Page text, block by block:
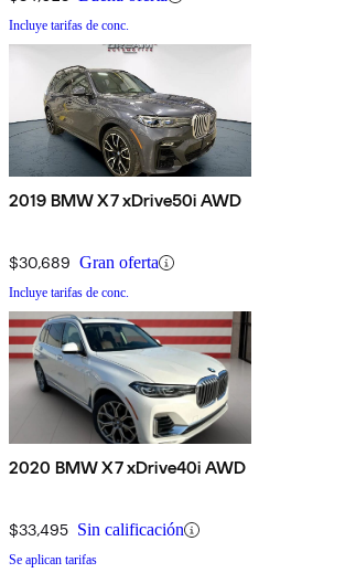
Incluye tarifas de conc.
2019 BMW X7 xDrive50i AWD
$30,689 Gran oferta
Incluye tarifas de conc.
2020 BMW X7 xDrive40i AWD
$33,495 Sin calificación
Se aplican tarifas